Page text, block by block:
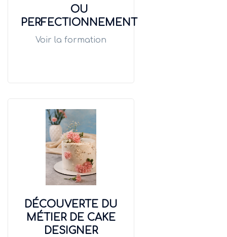
OU
PERFECTIONNEMENT
Voir la formation
DÉCOUVERTE DU
MÉTIER DE CAKE
DESIGNER